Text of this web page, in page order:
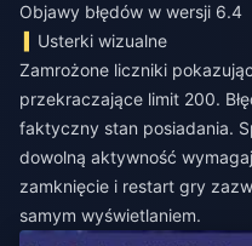
Objawy błędów w wersji 6.4
Usterki wizualne
Zamrożone liczniki
przekraczające limit 200.
faktyczny stan posiadania.
dowolną aktywność
zamknięcie i restart gry
samym wyświetlaniem.